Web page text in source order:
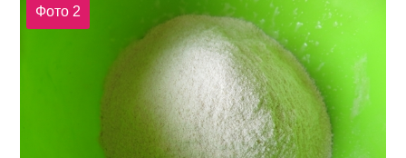
Фото 2